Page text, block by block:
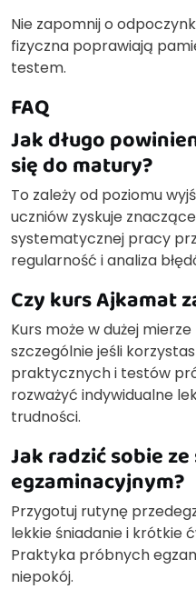
Nie zapomnij o
fizyczna poprawiają
testem.
FAQ
Jak długo
się do matury?
To zależy od poziomu
uczniów zyskuje
systematycznej pracy
regularność i analiza
Czy kurs Ajkamat
Kurs może w dużej
szczególnie jeśli
praktycznych i testów
rozważyć indywidualne
trudności.
Jak radzić sobie
egzaminacyjnym?
Przygotuj rutynę
lekkie śniadanie i krótkie
Praktyka próbnych
niepokój.